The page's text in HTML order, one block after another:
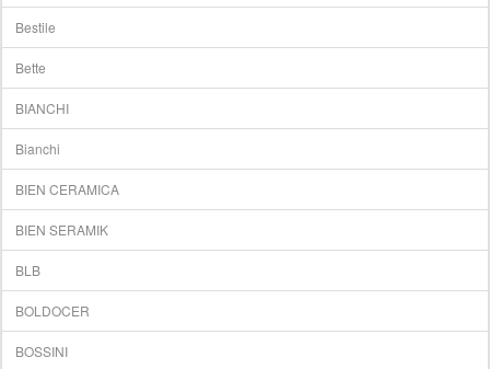
Bestile
Bette
BIANCHI
Bianchi
BIEN CERAMICA
BIEN SERAMIK
BLB
BOLDOCER
BOSSINI